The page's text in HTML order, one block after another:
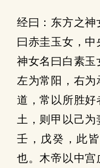
经曰：东方之神
曰赤圭玉女，中
神女名曰白素玉
左为常阳，右为
道，常以所胜好
土，则甲以己为
壬，戊癸，此
也。木帝以中宫